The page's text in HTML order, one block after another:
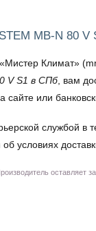
MB-N 80
Климат»
V S1 в СПб, вам
сайте или
службой
условиях
оставляет